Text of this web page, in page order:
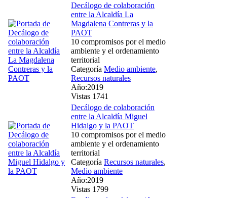
Decálogo de colaboración
entre la Alcaldía La
Magdalena Contreras y la
PAOT
10 compromisos por el medio
ambiente y el ordenamiento
territorial
Categoría Medio ambiente,
Recursos naturales
Año:2019
Vistas 1741
Decálogo de colaboración
entre la Alcaldía Miguel
Hidalgo y la PAOT
10 compromisos por el medio
ambiente y el ordenamiento
territorial
Categoría Recursos naturales,
Medio ambiente
Año:2019
Vistas 1799